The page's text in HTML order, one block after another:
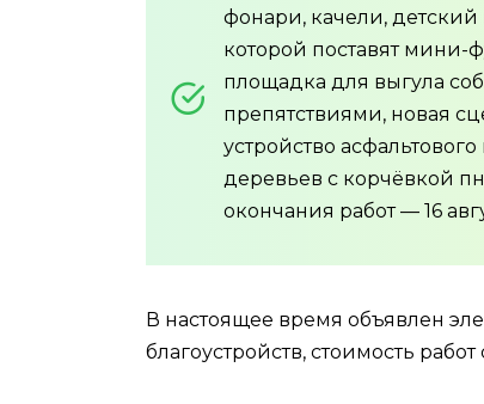
фонари, качели,
которой поставят мини-
площадка для выгула
препятствиями, новая
устройство
деревьев с корчёвкой
окончания работ — 16
В настоящее время объявлен
благоустройств, стоимость работ